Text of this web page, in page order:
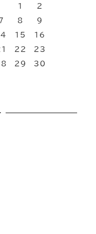
1
2
8
9
15
16
22
23
29
30